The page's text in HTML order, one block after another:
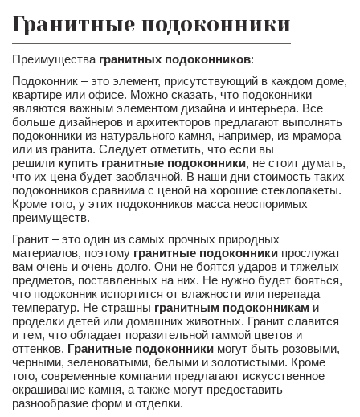
Гранитные подоконники
Преимущества гранитных подоконников:
Подоконник – это элемент, присутствующий в каждом доме,
квартире или офисе. Можно сказать, что подоконники
являются важным элементом дизайна и интерьера. Все
больше дизайнеров и архитекторов предлагают выполнять
подоконники из натурального камня, например, из мрамора
или из гранита. Следует отметить, что если вы
решили купить гранитные подоконники, не стоит думать,
что их цена будет заоблачной. В наши дни стоимость таких
подоконников сравнима с ценой на хорошие стеклопакеты.
Кроме того, у этих подоконников масса неоспоримых
преимуществ.
Гранит – это один из самых прочных природных
материалов, поэтому гранитные подоконники прослужат
вам очень и очень долго. Они не боятся ударов и тяжелых
предметов, поставленных на них. Не нужно будет бояться,
что подоконник испортится от влажности или перепада
температур. Не страшны гранитным подоконникам и
проделки детей или домашних животных. Гранит славится
и тем, что обладает поразительной гаммой цветов и
оттенков. Гранитные подоконники могут быть розовыми,
черными, зеленоватыми, белыми и золотистыми. Кроме
того, современные компании предлагают искусственное
окрашивание камня, а также могут предоставить
разнообразие форм и отделки.